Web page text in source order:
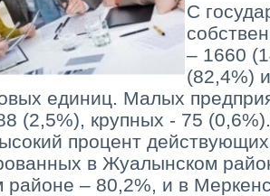
С
– 1660
(82,4%)
единиц. Малых
(2,5%), крупных - 75 (0,6%).
процент
в Жуалынском
районе – 80,2%, и в